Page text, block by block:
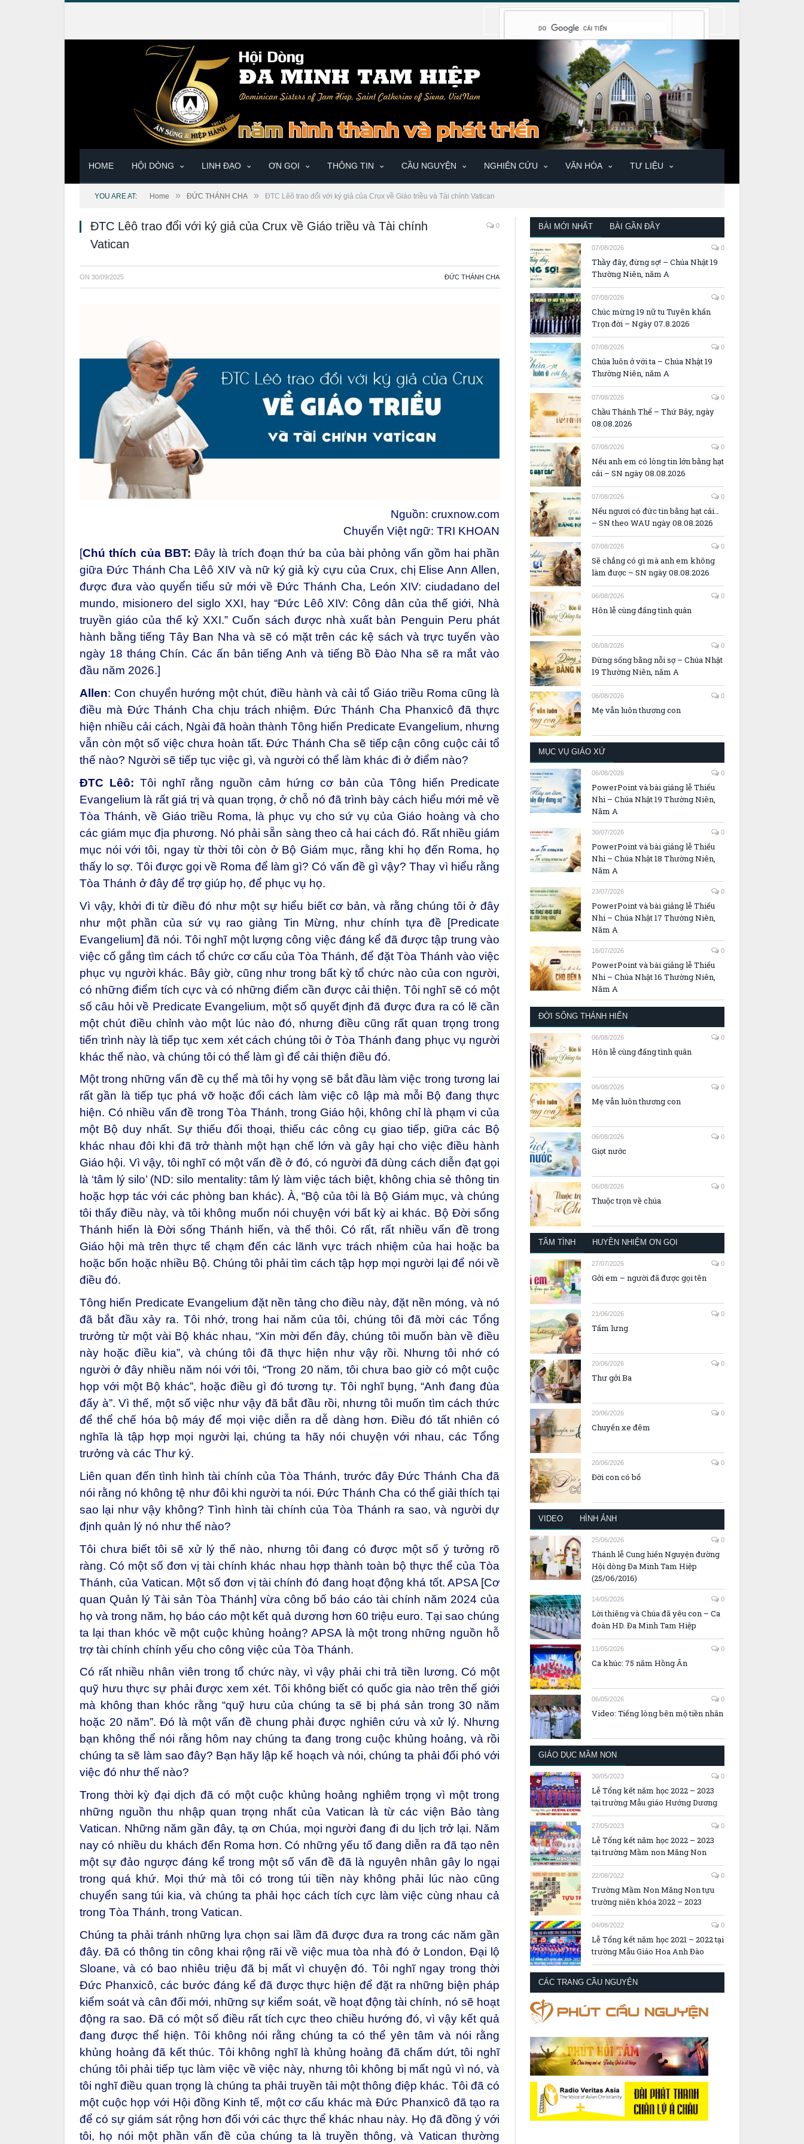
HOME HỘI DÒNG LINH ĐẠO ƠN GỌI THÔNG TIN CẦU NGUYỆN NGHIÊN CỨU VĂN HÓA TƯ LIỆU
YOU ARE AT: Home » ĐỨC THÁNH CHA » ĐTC Lêô trao đổi với ký giả của Crux về Giáo triều và Tài chính Vatican
ĐTC Lêô trao đổi với ký giả của Crux về Giáo triều và Tài chính
Vatican
0
ON 30/09/2025 ĐỨC THÁNH CHA
Nguồn: cruxnow.com
Chuyển Việt ngữ: TRI KHOAN
[Chú thích của BBT: Đây là trích đoạn thứ ba của bài phỏng vấn gồm hai phần
giữa Đức Thánh Cha Lêô XIV và nữ ký giả kỳ cựu của Crux, chị Elise Ann Allen,
được đưa vào quyển tiểu sử mới về Đức Thánh Cha, León XIV: ciudadano del
mundo, misionero del siglo XXI, hay “Đức Lêô XIV: Công dân của thế giới, Nhà
truyền giáo của thế kỷ XXI.” Cuốn sách được nhà xuất bản Penguin Peru phát
hành bằng tiếng Tây Ban Nha và sẽ có mặt trên các kệ sách và trực tuyến vào
ngày 18 tháng Chín. Các ấn bản tiếng Anh và tiếng Bồ Đào Nha sẽ ra mắt vào
đầu năm 2026.]
Allen: Con chuyển hướng một chút, điều hành và cải tổ Giáo triều Roma cũng là
điều mà Đức Thánh Cha chịu trách nhiệm. Đức Thánh Cha Phanxicô đã thực
hiện nhiều cải cách, Ngài đã hoàn thành Tông hiến Predicate Evangelium, nhưng
vẫn còn một số việc chưa hoàn tất. Đức Thánh Cha sẽ tiếp cận công cuộc cải tổ
thế nào? Người sẽ tiếp tục việc gì, và người có thể làm khác đi ở điểm nào?
ĐTC Lêô: Tôi nghĩ rằng nguồn cảm hứng cơ bản của Tông hiến Predicate
Evangelium là rất giá trị và quan trọng, ở chỗ nó đã trình bày cách hiểu mới mẻ về
Tòa Thánh, về Giáo triều Roma, là phục vụ cho sứ vụ của Giáo hoàng và cho
các giám mục địa phương. Nó phải sẵn sàng theo cả hai cách đó. Rất nhiều giám
mục nói với tôi, ngay từ thời tôi còn ở Bộ Giám mục, rằng khi họ đến Roma, họ
thấy lo sợ. Tôi được gọi về Roma để làm gì? Có vấn đề gì vậy? Thay vì hiểu rằng
Tòa Thánh ở đây để trợ giúp họ, để phục vụ họ.
Vì vậy, khởi đi từ điều đó như một sự hiểu biết cơ bản, và rằng chúng tôi ở đây
như một phần của sứ vụ rao giảng Tin Mừng, như chính tựa đề [Predicate
Evangelium] đã nói. Tôi nghĩ một lượng công việc đáng kể đã được tập trung vào
việc cố gắng tìm cách tổ chức cơ cấu của Tòa Thánh, để đặt Tòa Thánh vào việc
phục vụ người khác. Bây giờ, cũng như trong bất kỳ tổ chức nào của con người,
có những điểm tích cực và có những điểm cần được cải thiện. Tôi nghĩ sẽ có một
số câu hỏi về Predicate Evangelium, một số quyết định đã được đưa ra có lẽ cần
một chút điều chỉnh vào một lúc nào đó, nhưng điều cũng rất quan trọng trong
tiến trình này là tiếp tục xem xét cách chúng tôi ở Tòa Thánh đang phục vụ người
khác thế nào, và chúng tôi có thể làm gì để cải thiện điều đó.
Một trong những vấn đề cụ thể mà tôi hy vọng sẽ bắt đầu làm việc trong tương lai
rất gần là tiếp tục phá vỡ hoặc đổi cách làm việc cô lập mà mỗi Bộ đang thực
hiện. Có nhiều vấn đề trong Tòa Thánh, trong Giáo hội, không chỉ là phạm vi của
một Bộ duy nhất. Sự thiếu đối thoại, thiếu các công cụ giao tiếp, giữa các Bộ
khác nhau đôi khi đã trở thành một hạn chế lớn và gây hại cho việc điều hành
Giáo hội. Vì vậy, tôi nghĩ có một vấn đề ở đó, có người đã dùng cách diễn đạt gọi
là ‘tâm lý silo’ (ND: silo mentality: tâm lý làm việc tách biệt, không chia sẻ thông tin
hoặc hợp tác với các phòng ban khác). À, “Bộ của tôi là Bộ Giám mục, và chúng
tôi thấy điều này, và tôi không muốn nói chuyện với bất kỳ ai khác. Bộ Đời sống
Thánh hiến là Đời sống Thánh hiến, và thế thôi. Có rất, rất nhiều vấn đề trong
Giáo hội mà trên thực tế chạm đến các lãnh vực trách nhiệm của hai hoặc ba
hoặc bốn hoặc nhiều Bộ. Chúng tôi phải tìm cách tập hợp mọi người lại để nói về
điều đó.
Tông hiến Predicate Evangelium đặt nền tảng cho điều này, đặt nền móng, và nó
đã bắt đầu xảy ra. Tôi nhớ, trong hai năm của tôi, chúng tôi đã mời các Tổng
trưởng từ một vài Bộ khác nhau, “Xin mời đến đây, chúng tôi muốn bàn về điều
này hoặc điều kia”, và chúng tôi đã thực hiện như vậy rồi. Nhưng tôi nhớ có
người ở đây nhiều năm nói với tôi, “Trong 20 năm, tôi chưa bao giờ có một cuộc
họp với một Bộ khác”, hoặc điều gì đó tương tự. Tôi nghĩ bụng, “Anh đang đùa
đấy à”. Vì thế, một số việc như vậy đã bắt đầu rồi, nhưng tôi muốn tìm cách thức
để thể chế hóa bộ máy để mọi việc diễn ra dễ dàng hơn. Điều đó tất nhiên có
nghĩa là tập hợp mọi người lại, chúng ta hãy nói chuyện với nhau, các Tổng
trưởng và các Thư ký.
Liên quan đến tình hình tài chính của Tòa Thánh, trước đây Đức Thánh Cha đã
nói rằng nó không tệ như đôi khi người ta nói. Đức Thánh Cha có thể giải thích tại
sao lại như vậy không? Tình hình tài chính của Tòa Thánh ra sao, và người dự
định quản lý nó như thế nào?
Tôi chưa biết tôi sẽ xử lý thế nào, nhưng tôi đang có được một số ý tưởng rõ
ràng. Có một số đơn vị tài chính khác nhau hợp thành toàn bộ thực thể của Tòa
Thánh, của Vatican. Một số đơn vị tài chính đó đang hoạt động khá tốt. APSA [Cơ
quan Quản lý Tài sản Tòa Thánh] vừa công bố báo cáo tài chính năm 2024 của
họ và trong năm, họ báo cáo một kết quả dương hơn 60 triệu euro. Tại sao chúng
ta lại than khóc về một cuộc khủng hoảng? APSA là một trong những nguồn hỗ
trợ tài chính chính yếu cho công việc của Tòa Thánh.
Có rất nhiều nhân viên trong tổ chức này, vì vậy phải chi trả tiền lương. Có một
quỹ hưu thực sự phải được xem xét. Tôi không biết có quốc gia nào trên thế giới
mà không than khóc rằng “quỹ hưu của chúng ta sẽ bị phá sản trong 30 năm
hoặc 20 năm”. Đó là một vấn đề chung phải được nghiên cứu và xử lý. Nhưng
bạn không thể nói rằng hôm nay chúng ta đang trong cuộc khủng hoảng, và rồi
chúng ta sẽ làm sao đây? Bạn hãy lập kế hoạch và nói, chúng ta phải đối phó với
việc đó như thế nào?
Trong thời kỳ đại dịch đã có một cuộc khủng hoảng nghiêm trọng vì một trong
những nguồn thu nhập quan trọng nhất của Vatican là từ các viện Bảo tàng
Vatican. Những năm gần đây, tạ ơn Chúa, mọi người đang đi du lịch trở lại. Năm
nay có nhiều du khách đến Roma hơn. Có những yếu tố đang diễn ra đã tạo nên
một sự đảo ngược đáng kể trong một số vấn đề đã là nguyên nhân gây lo ngại
trong quá khứ. Mọi thứ mà tôi có trong túi tiền này không phải lúc nào cũng
chuyển sang túi kia, và chúng ta phải học cách tích cực làm việc cùng nhau cả
trong Tòa Thánh, trong Vatican.
Chúng ta phải tránh những lựa chọn sai lầm đã được đưa ra trong các năm gần
đây. Đã có thông tin công khai rộng rãi về việc mua tòa nhà đó ở London, Đại lộ
Sloane, và có bao nhiêu triệu đã bị mất vì chuyện đó. Tôi nghĩ ngay trong thời
Đức Phanxicô, các bước đáng kể đã được thực hiện để đặt ra những biện pháp
kiểm soát và cân đối mới, những sự kiểm soát, về hoạt động tài chính, nó sẽ hoạt
động ra sao. Đã có một số điều rất tích cực theo chiều hướng đó, vì vậy kết quả
đang được thể hiện. Tôi không nói rằng chúng ta có thể yên tâm và nói rằng
khủng hoảng đã kết thúc. Tôi không nghĩ là khủng hoảng đã chấm dứt, tôi nghĩ
chúng tôi phải tiếp tục làm việc về việc này, nhưng tôi không bị mất ngủ vì nó, và
tôi nghĩ điều quan trọng là chúng ta phải truyền tải một thông điệp khác. Tôi đã có
một cuộc họp với Hội đồng Kinh tế, một cơ cấu khác mà Đức Phanxicô đã tạo ra
để có sự giám sát rộng hơn đối với các thực thể khác nhau này. Họ đã đồng ý với
tôi, họ nói một phần vấn đề của chúng ta là truyền thông, và Vatican thường
BÀI MỚI NHẤT BÀI GẦN ĐÂY
07/08/2026 0
Thầy đây, đừng sợ! – Chúa Nhật 19
Thường Niên, năm A
07/08/2026 0
Chúc mừng 19 nữ tu Tuyên khấn
Trọn đời – Ngày 07.8.2026
07/08/2026 0
Chúa luôn ở với ta – Chúa Nhật 19
Thường Niên, năm A
07/08/2026 0
Chầu Thánh Thể – Thứ Bảy, ngày
08.08.2026
07/08/2026 0
Nếu anh em có lòng tin lớn bằng hạt
cải – SN ngày 08.08.2026
07/08/2026 0
Nếu ngươi có đức tin bằng hạt cải…
– SN theo WAU ngày 08.08.2026
07/08/2026 0
Sẽ chẳng có gì mà anh em không
làm được – SN ngày 08.08.2026
06/08/2026 0
Hôn lễ cùng đấng tình quân
06/08/2026 0
Đừng sống bằng nỗi sợ – Chúa Nhật
19 Thường Niên, năm A
06/08/2026 0
Mẹ vẫn luôn thương con
MỤC VỤ GIÁO XỨ
06/08/2026 0
PowerPoint và bài giảng lễ Thiếu
Nhi – Chúa Nhật 19 Thường Niên,
Năm A
30/07/2026 0
PowerPoint và bài giảng lễ Thiếu
Nhi – Chúa Nhật 18 Thường Niên,
Năm A
23/07/2026 0
PowerPoint và bài giảng lễ Thiếu
Nhi – Chúa Nhật 17 Thường Niên,
Năm A
16/07/2026 0
PowerPoint và bài giảng lễ Thiếu
Nhi – Chúa Nhật 16 Thường Niên,
Năm A
ĐỜI SỐNG THÁNH HIẾN
06/08/2026 0
Hôn lễ cùng đấng tình quân
06/08/2026 0
Mẹ vẫn luôn thương con
06/08/2026 0
Giọt nước
06/08/2026 0
Thuộc trọn về chúa
TÂM TÌNH HUYỀN NHIỆM ƠN GỌI
27/07/2026 0
Gởi em – người đã được gọi tên
21/06/2026 0
Tấm lưng
20/06/2026 0
Thư gởi Ba
20/06/2026 0
Chuyến xe đêm
20/06/2026 0
Đời con có bố
VIDEO HÌNH ẢNH
25/06/2026 0
Thánh lễ Cung hiến Nguyện đường
Hội dòng Đa Minh Tam Hiệp
(25/06/2016)
14/05/2026 0
Lời thiêng và Chúa đã yêu con – Ca
đoàn HD. Đa Minh Tam Hiệp
11/05/2026 0
Ca khúc: 75 năm Hồng Ân
06/05/2026 0
Video: Tiếng lòng bên mộ tiền nhân
GIÁO DỤC MẦM NON
30/05/2023 0
Lễ Tổng kết năm học 2022 – 2023
tại trường Mẫu giáo Hướng Dương
27/05/2023 0
Lễ Tổng kết năm học 2022 – 2023
tại trường Mầm non Măng Non
22/08/2022 0
Trường Mầm Non Măng Non tựu
trường niên khóa 2022 – 2023
04/08/2022 0
Lễ Tổng kết năm học 2021 – 2022 tại
trường Mẫu Giáo Hoa Anh Đào
CÁC TRANG CẦU NGUYỆN